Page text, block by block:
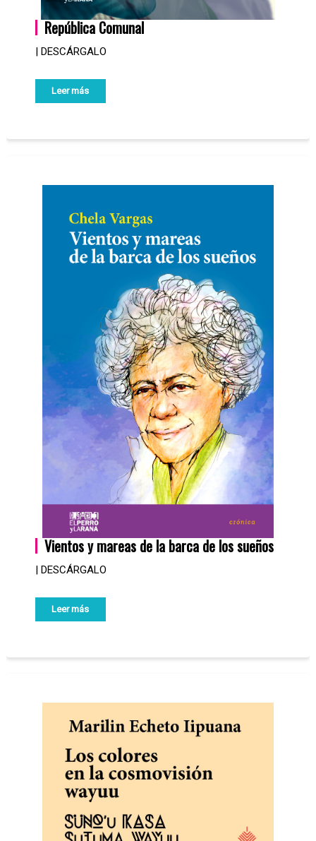
República Comunal
| DESCÁRGALO
Leer más
Vientos y mareas de la barca de los sueños
| DESCÁRGALO
Leer más